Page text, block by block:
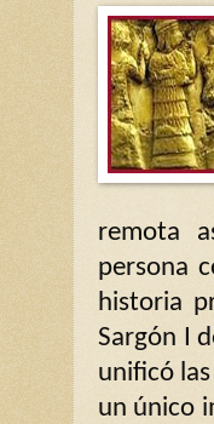
remota
persona
historia
Sargón I
unificó
un único